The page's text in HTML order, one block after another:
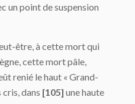
un point de suspension
être, à cette mort qui
cette mort pâle,
renié le haut « Grand-
cris, dans [105] une haute